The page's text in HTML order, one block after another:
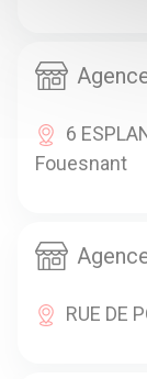
6
Fouesnant
RUE DE